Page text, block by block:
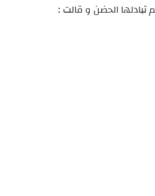
تبادلها الحضن و قالت :